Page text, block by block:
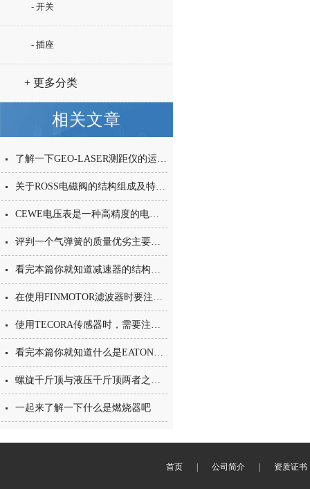
- 开关
- 插座
+ 更多分类
相关文章
了解一下GEO-LASER测距仪的运行原理吧
关于ROSS电磁阀的结构组成及特点分享
CEWE电压表是一种高精度的电压测量仪器
评判一个气弹簧的质量优劣主要从这几个方面考虑
看完本篇你就知道减速器的结构组成了
在使用FINMOTOR滤波器时要注意这些才行
使用TECORA传感器时，需要注意以下几点
看完本篇你就知道什么是EATON断路器了
螺旋千斤顶与液压千斤顶两者之间的区别有哪些呢
一起来了解一下什么是燃烧器吧
首页 公司简介 资质证书